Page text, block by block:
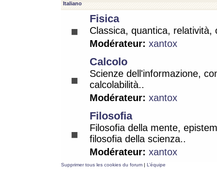
Italiano
Fisica
Classica, quantica, relatività,
Modérateur: xantox
Calcolo
Scienze dell'informazione,
calcolabilità..
Modérateur: xantox
Filosofia
Filosofia della mente,
filosofia della scienza..
Modérateur: xantox
Supprimer tous les cookies du forum | L’équipe